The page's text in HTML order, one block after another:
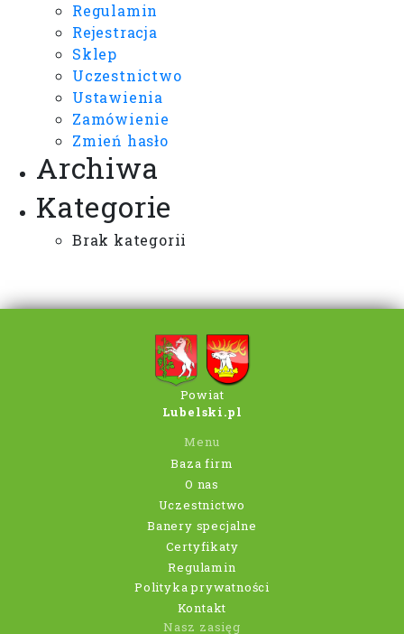
Regulamin
Rejestracja
Sklep
Uczestnictwo
Ustawienia
Zamówienie
Zmień hasło
Archiwa
Kategorie
Brak kategorii
Powiat
Lubelski.pl
Menu
Baza firm
O nas
Uczestnictwo
Banery specjalne
Certyfikaty
Regulamin
Polityka prywatności
Kontakt
Nasz zasięg